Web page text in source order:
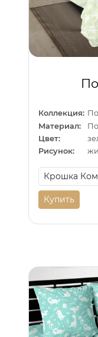
Коллекция:
Материал:
Цвет:
Рисунок:
Купить